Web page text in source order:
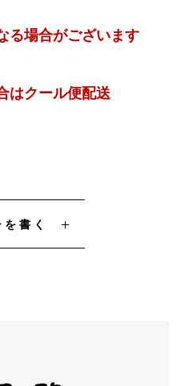
る場合がございます
はクール便配送
書く